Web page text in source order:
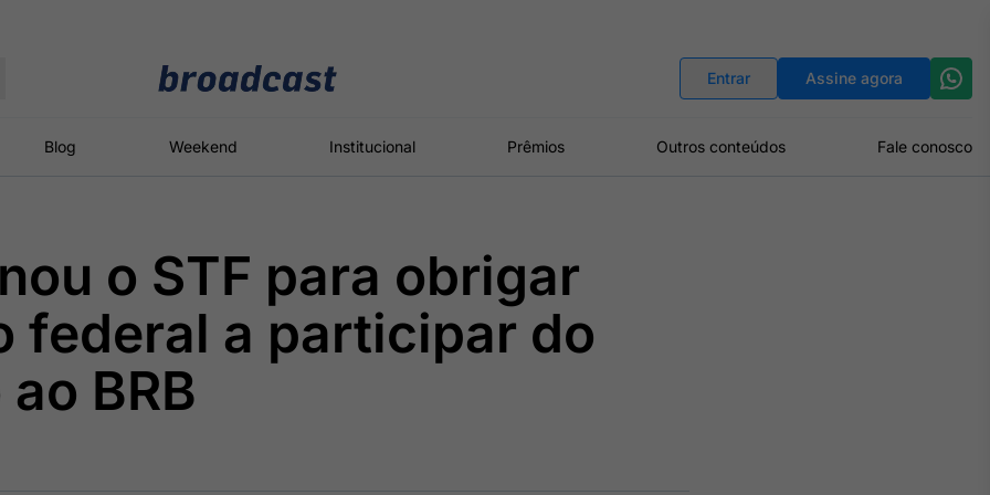
Entrar Assine agora
Blog Weekend Institucional Prêmios Outros conteúdos Fale conosco
Político
Os bastidores da
política em
tempo real
Energia
O setor de
energia elétrica
no Brasil
Broadcast
White Label
Plataforma para
o STF para obrigar
federal a participar do
BRB